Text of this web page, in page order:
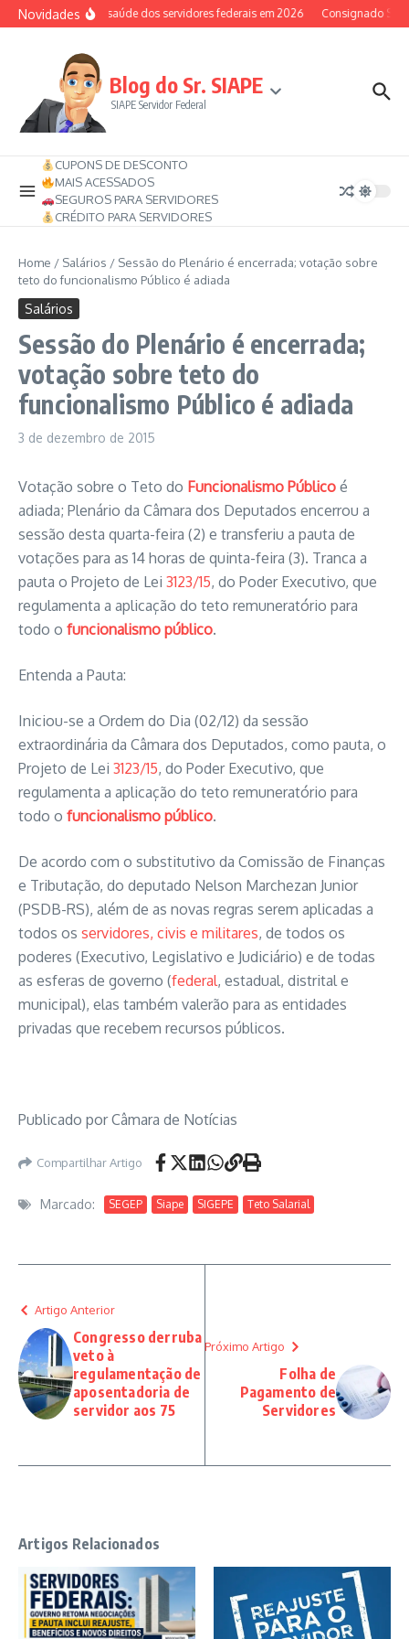
Ir para o conteúdo
NovidadesAuxílio-saúde dos servidores federais em 2026 Consignado
Blog do Sr. SIAPE
SIAPE Servidor Federal
CUPONS DE DESCONTO
MAIS ACESSADOS
SEGUROS PARA SERVIDORES
CRÉDITO PARA SERVIDORES
Home / Salários / Sessão do Plenário é encerrada; votação sobre
teto do funcionalismo Público é adiada
Salários
Sessão do Plenário é encerrada;
votação sobre teto do
funcionalismo Público é adiada
3 de dezembro de 2015
Votação sobre o Teto do Funcionalismo Público é
adiada; Plenário da Câmara dos Deputados encerrou a
sessão desta quarta-feira (2) e transferiu a pauta de
votações para as 14 horas de quinta-feira (3). Tranca a
pauta o Projeto de Lei 3123/15, do Poder Executivo, que
regulamenta a aplicação do teto remuneratório para
todo o funcionalismo público.
Entenda a Pauta:
Iniciou-se a Ordem do Dia (02/12) da sessão
extraordinária da Câmara dos Deputados, como pauta, o
Projeto de Lei 3123/15, do Poder Executivo, que
regulamenta a aplicação do teto remuneratório para
todo o funcionalismo público.
De acordo com o substitutivo da Comissão de Finanças
e Tributação, do deputado Nelson Marchezan Junior
(PSDB-RS), além de as novas regras serem aplicadas a
todos os servidores, civis e militares, de todos os
poderes (Executivo, Legislativo e Judiciário) e de todas
as esferas de governo (federal, estadual, distrital e
municipal), elas também valerão para as entidades
privadas que recebem recursos públicos.
Publicado por Câmara de Notícias
Compartilhar Artigo
Marcado: SEGEP Siape SIGEPE Teto Salarial
Artigo Anterior
Congresso derruba
veto à
regulamentação de
aposentadoria de
servidor aos 75
Próximo Artigo
Folha de
Pagamento de
Servidores
Artigos Relacionados